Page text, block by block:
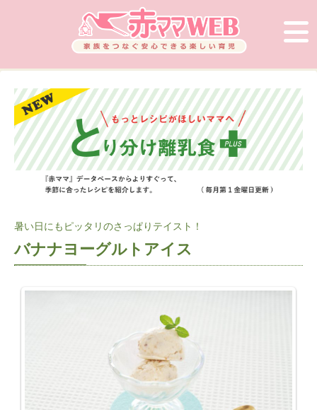
暑い日にもピッタリのさっぱりテイスト！
バナナヨーグルトアイス